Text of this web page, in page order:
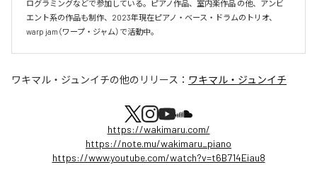
ログラミングなどで参加している。ピアノ作品、室内楽作品 の他、アンビ
エント系の作品も制作、2023年現在ピアノ・ベース・ドラムのトリオ、
warp jam（ワープ・ジャム）で活動中。
ワキマル・ジュンイチの他のリリース： ワキマル・ジュンイチ
https://wakimaru.com/
https://note.mu/wakimaru_piano
https://www.youtube.com/watch?v=t6B714Eiau8